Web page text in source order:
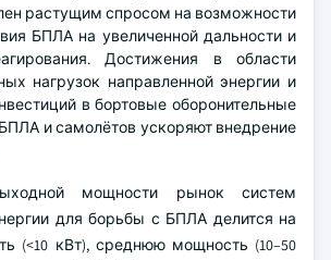
растущим спросом на возможности
БПЛА на увеличенной дальности и
Достижения в области
нагрузок направленной энергии и
в бортовые оборонительные
и самолётов ускоряют внедрение
мощности рынок систем
для борьбы с БПЛА делится на
(<10 кВт), среднюю мощность (10–50